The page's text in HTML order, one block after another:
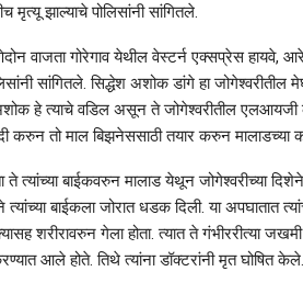
मृत्यू झाल्याचे पोलिसांनी सांगितले.
वाजता गोरेगाव येथील वेस्टर्न एक्सप्रेस हायवे,
सांगितले. सिद्धेश अशोक डांगे हा
हे त्याचे वडिल असून ते जोगेश्वरीतील एलआयजी
करुन तो माल बिझनेससाठी तयार करुन मालाडच्या
ते त्यांच्या बाईकवरुन मालाड येथून जोगेश्वरीच्या
बाईकला जोरात धडक दिली. या अपघातात
शरीरावरुन गेला होता. त्यात ते गंभीररीत्या
आले होते. तिथे त्यांना डॉक्टरांनी मृत घोषित केले.